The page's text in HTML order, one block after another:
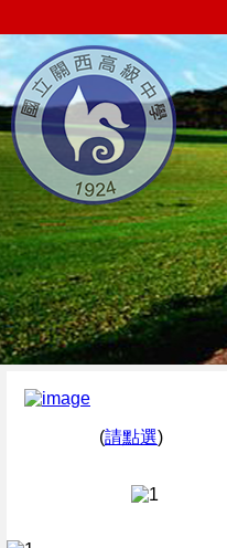
(請點選)